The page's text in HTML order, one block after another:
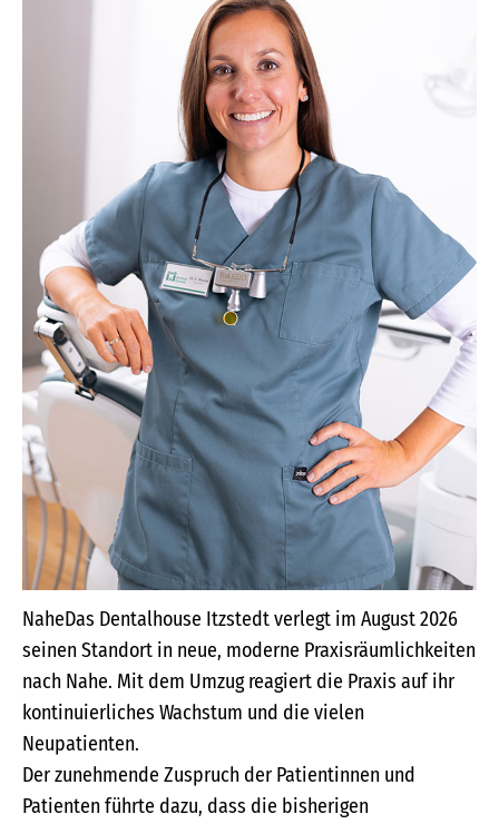
NaheDas Dentalhouse Itzstedt verlegt im August 2026
seinen Standort in neue, moderne Praxisräumlichkeiten
nach Nahe. Mit dem Umzug reagiert die Praxis auf ihr
kontinuierliches Wachstum und die vielen
Neupatienten.
Der zunehmende Zuspruch der Patientinnen und
Patienten führte dazu, dass die bisherigen